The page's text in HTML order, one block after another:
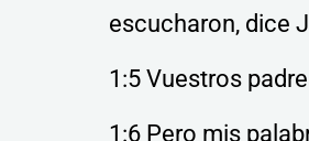
escucharon, dice
1:5 Vuestros
1:6 Pero mis